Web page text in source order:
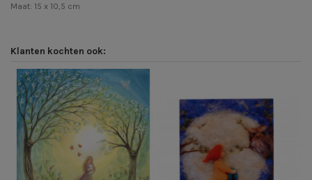
Maat: 15 x 10,5 cm
Klanten kochten ook: